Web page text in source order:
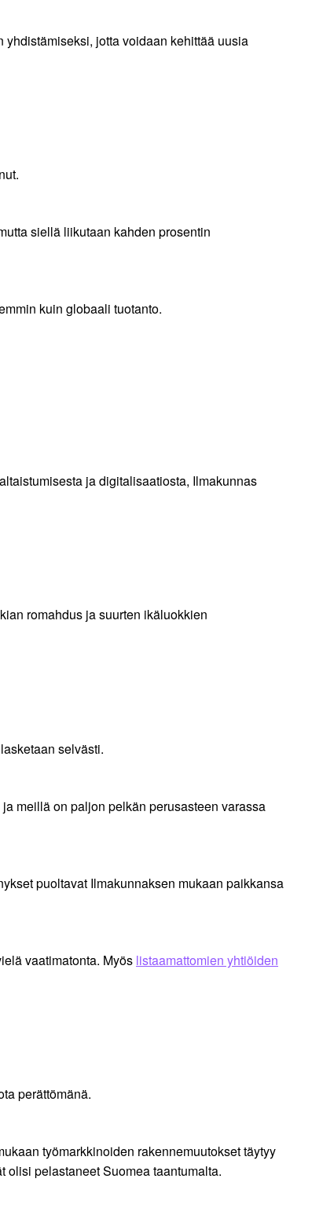
jotta voidaan kehittää uusia
siellä liikutaan kahden prosentin
kuin globaali tuotanto.
ja digitalisaatiosta, Ilmakunnas
romahdus ja suurten ikäluokkien
selvästi.
meillä on paljon pelkän perusasteen varassa
puoltavat Ilmakunnaksen mukaan paikkansa
vaatimatonta. Myös listaamattomien yhtiöiden
perättömänä.
työmarkkinoiden rakennemuutokset täytyy
olisi pelastaneet Suomea taantumalta.